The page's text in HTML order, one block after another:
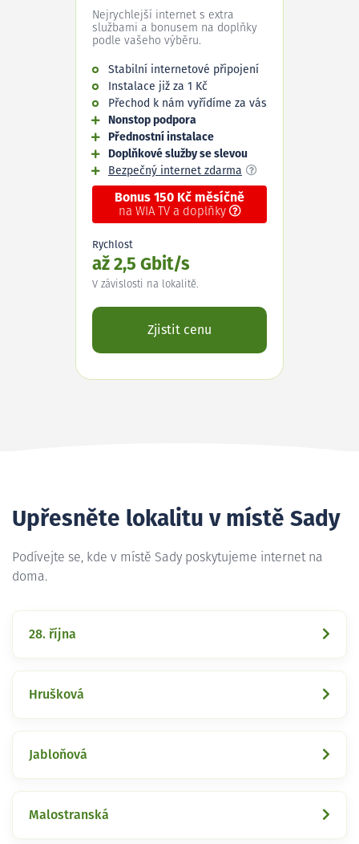
Nejrychlejší internet s extra
službami a bonusem na doplňky
podle vašeho výběru.
Stabilní internetové připojení
Instalace již za 1 Kč
Přechod k nám vyřídíme za vás
Nonstop podpora
Přednostní instalace
Doplňkové služby se slevou
Bezpečný internet zdarma
Bonus 150 Kč měsíčně
na WIA TV a doplňky
Rychlost
až 2,5 Gbit/s
V závislosti na lokalitě.
Zjistit cenu
Upřesněte lokalitu v místě Sady
Podívejte se, kde v místě Sady poskytujeme internet na
doma.
28. října
Hrušková
Jabloňová
Malostranská